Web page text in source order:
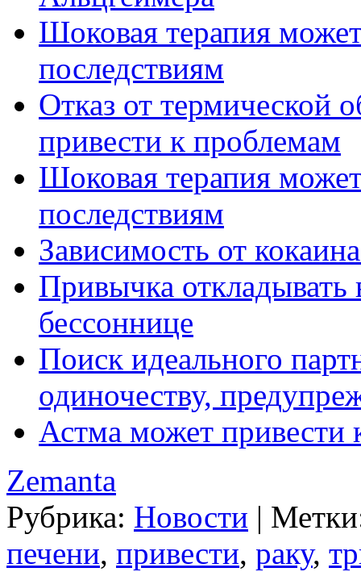
Шоковая терапия
последствиям
Отказ от термической
привести к проблемам
Шоковая терапия
последствиям
Зависимость от
Привычка
бессоннице
Поиск идеального
одиночеству,
Астма может привести
Zemanta
Рубрика: Новости |
печени, привести, раку,